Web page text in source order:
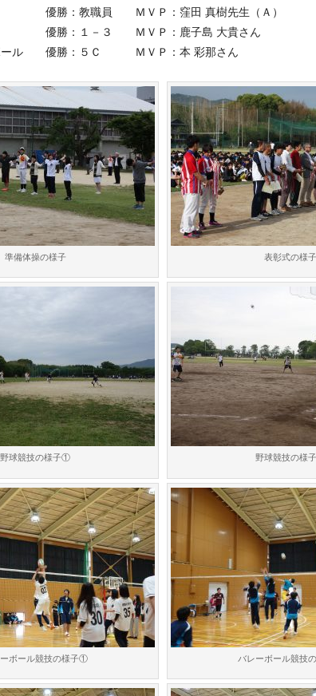
優勝：教職員 ＭＶＰ：窪田 真樹先生（Ａ）
：１－３ ＭＶＰ：鹿子島 大貴さん
ール 優勝：５Ｃ ＭＶＰ：本 彩那さん
準備体操の様子 表彰式の様
野球競技の様子① 野球競技の様
ボール競技の様子① バレーボール競技